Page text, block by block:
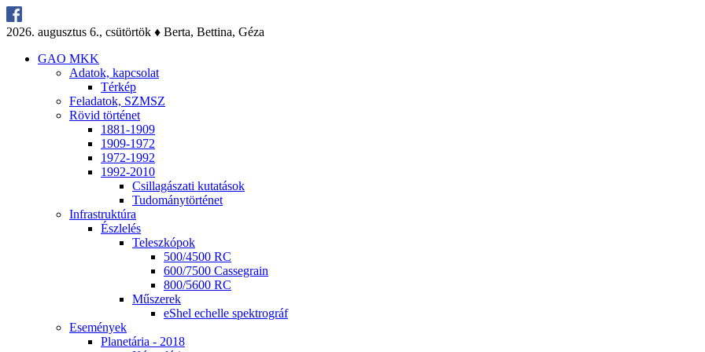
2026. au­gusz­tus 6., csü­tör­tök ♦ Ber­ta, Bet­ti­na, Gé­za
GAO MKK
Ada­tok, kap­cso­lat
Tér­kép
Fel­ada­tok, SZMSZ
Rö­vid tör­té­net
1881-1909
1909-1972
1972-1992
1992-2010
Csil­la­gá­sza­ti ku­ta­tá­sok
Tu­do­mány­tör­té­net
Inf­ra­struk­tú­ra
Ész­le­lés
Te­lesz­kó­pok
500/4500 RC
600/7500 Cas­seg­ra­in
800/5600 RC
Mű­sze­rek
eS­hel echel­le spekt­ro­gráf
Ese­mé­nyek
Pla­ne­tá­ria - 2018